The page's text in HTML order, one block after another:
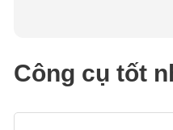
Công cụ tốt